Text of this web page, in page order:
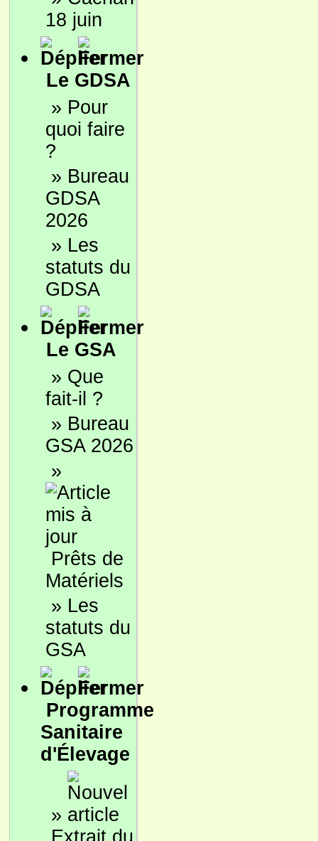
18 juin
Le GDSA
» Pour
quoi faire
?
» Bureau
GDSA
2026
» Les
statuts du
GDSA
Le GSA
» Que
fait-il ?
» Bureau
GSA 2026
»
Prêts de
Matériels
» Les
statuts du
GSA
Programme
Sanitaire
d'Élevage
»
Extrait du